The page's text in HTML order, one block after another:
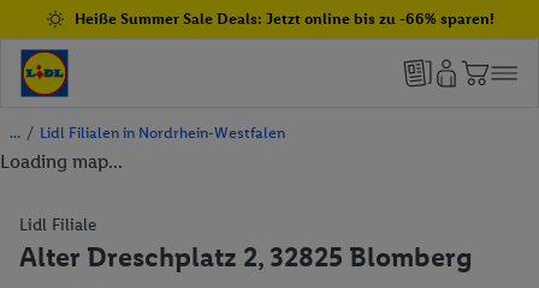
Heiße Summer Sale Deals: Jetzt online bis zu -66% sparen!
/ Lidl Filialen in Nordrhein-Westfalen
Loading map...
Lidl Filiale
Alter Dreschplatz 2, 32825 Blomberg